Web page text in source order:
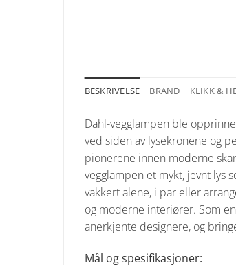
BESKRIVELSE BRAND KLIKK &
Dahl-vegglampen ble
ved siden av lysekronene og
pionerene innen moderne
vegglampen et mykt, jevnt lys
vakkert alene, i par eller
og moderne interiører. Som
anerkjente designere, og
Mål og spesifikasjoner: